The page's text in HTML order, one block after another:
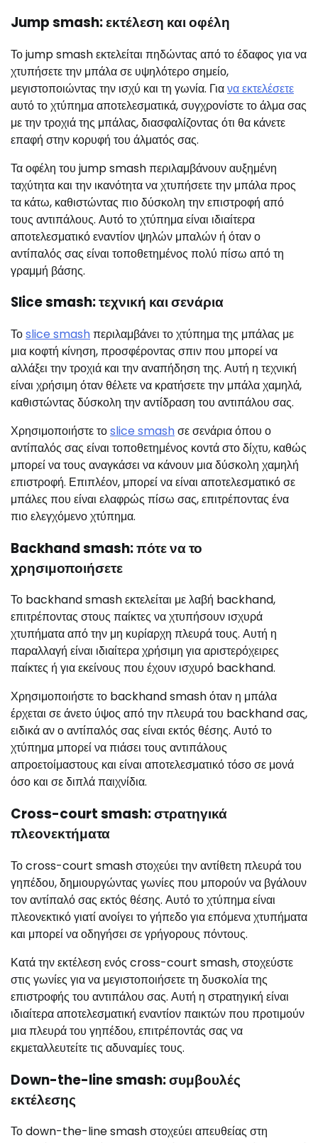
Jump smash: εκτέλεση και οφέλη
Το jump smash εκτελείται πηδώντας από το έδαφος για να
χτυπήσετε την μπάλα σε υψηλότερο σημείο,
μεγιστοποιώντας την ισχύ και τη γωνία. Γιανα εκτελέσετε
αυτό το χτύπημα αποτελεσματικά, συγχρονίστε το άλμα σας
με την τροχιά της μπάλας, διασφαλίζοντας ότι θα κάνετε
επαφή στην κορυφή του άλματός σας.
Τα οφέλη του jump smash περιλαμβάνουν αυξημένη
ταχύτητα και την ικανότητα να χτυπήσετε την μπάλα προς
τα κάτω, καθιστώντας πιο δύσκολη την επιστροφή από
τους αντιπάλους. Αυτό το χτύπημα είναι ιδιαίτερα
αποτελεσματικό εναντίον ψηλών μπαλών ή όταν ο
αντίπαλός σας είναι τοποθετημένος πολύ πίσω από τη
γραμμή βάσης.
Slice smash: τεχνική και σενάρια
Τοslice smashπεριλαμβάνει το χτύπημα της μπάλας με
μια κοφτή κίνηση, προσφέροντας σπιν που μπορεί να
αλλάξει την τροχιά και την αναπήδηση της. Αυτή η τεχνική
είναι χρήσιμη όταν θέλετε να κρατήσετε την μπάλα χαμηλά,
καθιστώντας δύσκολη την αντίδραση του αντιπάλου σας.
Χρησιμοποιήστε τοslice smashσε σενάρια όπου ο
αντίπαλός σας είναι τοποθετημένος κοντά στο δίχτυ, καθώς
μπορεί να τους αναγκάσει να κάνουν μια δύσκολη χαμηλή
επιστροφή. Επιπλέον, μπορεί να είναι αποτελεσματικό σε
μπάλες που είναι ελαφρώς πίσω σας, επιτρέποντας ένα
πιο ελεγχόμενο χτύπημα.
Backhand smash: πότε να το
χρησιμοποιήσετε
Το backhand smash εκτελείται με λαβή backhand,
επιτρέποντας στους παίκτες να χτυπήσουν ισχυρά
χτυπήματα από την μη κυρίαρχη πλευρά τους. Αυτή η
παραλλαγή είναι ιδιαίτερα χρήσιμη για αριστερόχειρες
παίκτες ή για εκείνους που έχουν ισχυρό backhand.
Χρησιμοποιήστε το backhand smash όταν η μπάλα
έρχεται σε άνετο ύψος από την πλευρά του backhand σας,
ειδικά αν ο αντίπαλός σας είναι εκτός θέσης. Αυτό το
χτύπημα μπορεί να πιάσει τους αντιπάλους
απροετοίμαστους και είναι αποτελεσματικό τόσο σε μονά
όσο και σε διπλά παιχνίδια.
Cross-court smash: στρατηγικά
πλεονεκτήματα
Το cross-court smash στοχεύει την αντίθετη πλευρά του
γηπέδου, δημιουργώντας γωνίες που μπορούν να βγάλουν
τον αντίπαλό σας εκτός θέσης. Αυτό το χτύπημα είναι
πλεονεκτικό γιατί ανοίγει το γήπεδο για επόμενα χτυπήματα
και μπορεί να οδηγήσει σε γρήγορους πόντους.
Κατά την εκτέλεση ενός cross-court smash, στοχεύστε
στις γωνίες για να μεγιστοποιήσετε τη δυσκολία της
επιστροφής του αντιπάλου σας. Αυτή η στρατηγική είναι
ιδιαίτερα αποτελεσματική εναντίον παικτών που προτιμούν
μια πλευρά του γηπέδου, επιτρέποντάς σας να
εκμεταλλευτείτε τις αδυναμίες τους.
Down-the-line smash: συμβουλές
εκτέλεσης
Το down-the-line smash στοχεύει απευθείας στη